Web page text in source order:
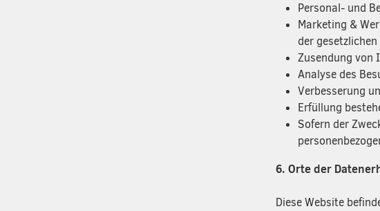
Personal- und
Marketing &
der
Zusendung von
Analyse des
Verbesserung
Erfüllung
Sofern der
6. Orte der
Diese Website